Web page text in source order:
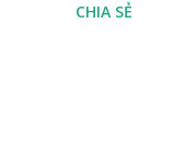
CHIA SẺ